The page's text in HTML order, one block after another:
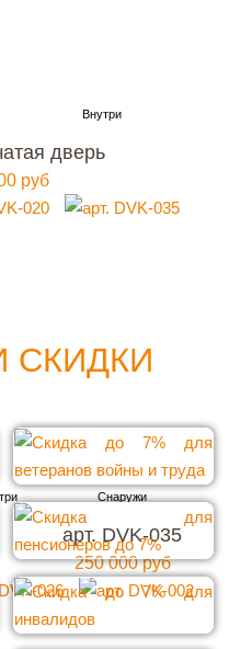
дверь
руб
арт. DVK-035
250 000 руб
СКИДКИ